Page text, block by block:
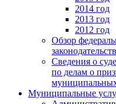
2014 год
2013 год
2012 год
Обзор
Сведения о
по делам о
Муниципальные